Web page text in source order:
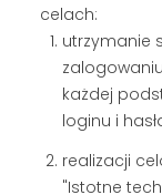
celach:
utrzymanie
każdej
loginu i
realizacji
"Istotne